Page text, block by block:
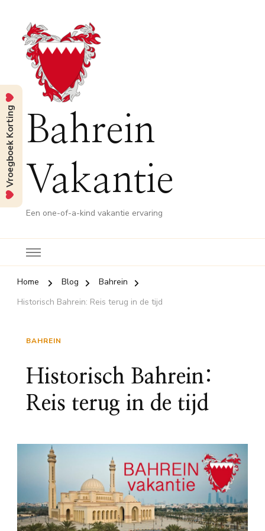
Bahrein
Vakantie
Een one-of-a-kind vakantie ervaring
Home Blog
Bahrein
Historisch Bahrein: Reis terug in de tijd
BAHREIN
Historisch Bahrein:
Reis terug in de tijd
Vroegboek Korting